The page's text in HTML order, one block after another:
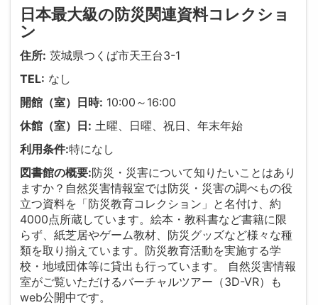
日本最大級の防災関連資料コレクショ
ン
住所: 茨城県つくば市天王台3-1
TEL: なし
開館（室）日時: 10:00～16:00
休館（室）日: 土曜、日曜、祝日、年末年始
利用条件:特になし
図書館の概要:防災・災害について知りたいことはあり
ますか？自然災害情報室では防災・災害の調べもの役
⽴つ資料を「防災教育コレクション」と名付け、約
4000点所蔵しています。絵本・教科書など書籍に限
らず、紙芝居やゲーム教材、防災グッズなど様々な種
類を取り揃えています。防災教育活動を実施する学
校・地域団体等に貸出も行っています。 自然災害情報
室がご覧いただけるバーチャルツアー（3D-VR）も
web公開中です。